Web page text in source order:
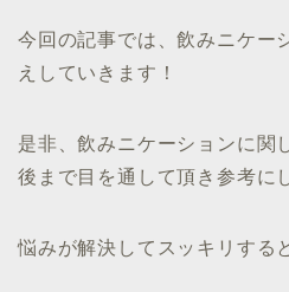
今回の記事では、飲みニケー
えしていきます！
是非、飲みニケーションに関
後まで目を通して頂き参考に
悩みが解決してスッキリする